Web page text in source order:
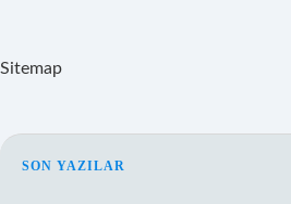
Sitemap
SIDEBAR
SON YAZILAR